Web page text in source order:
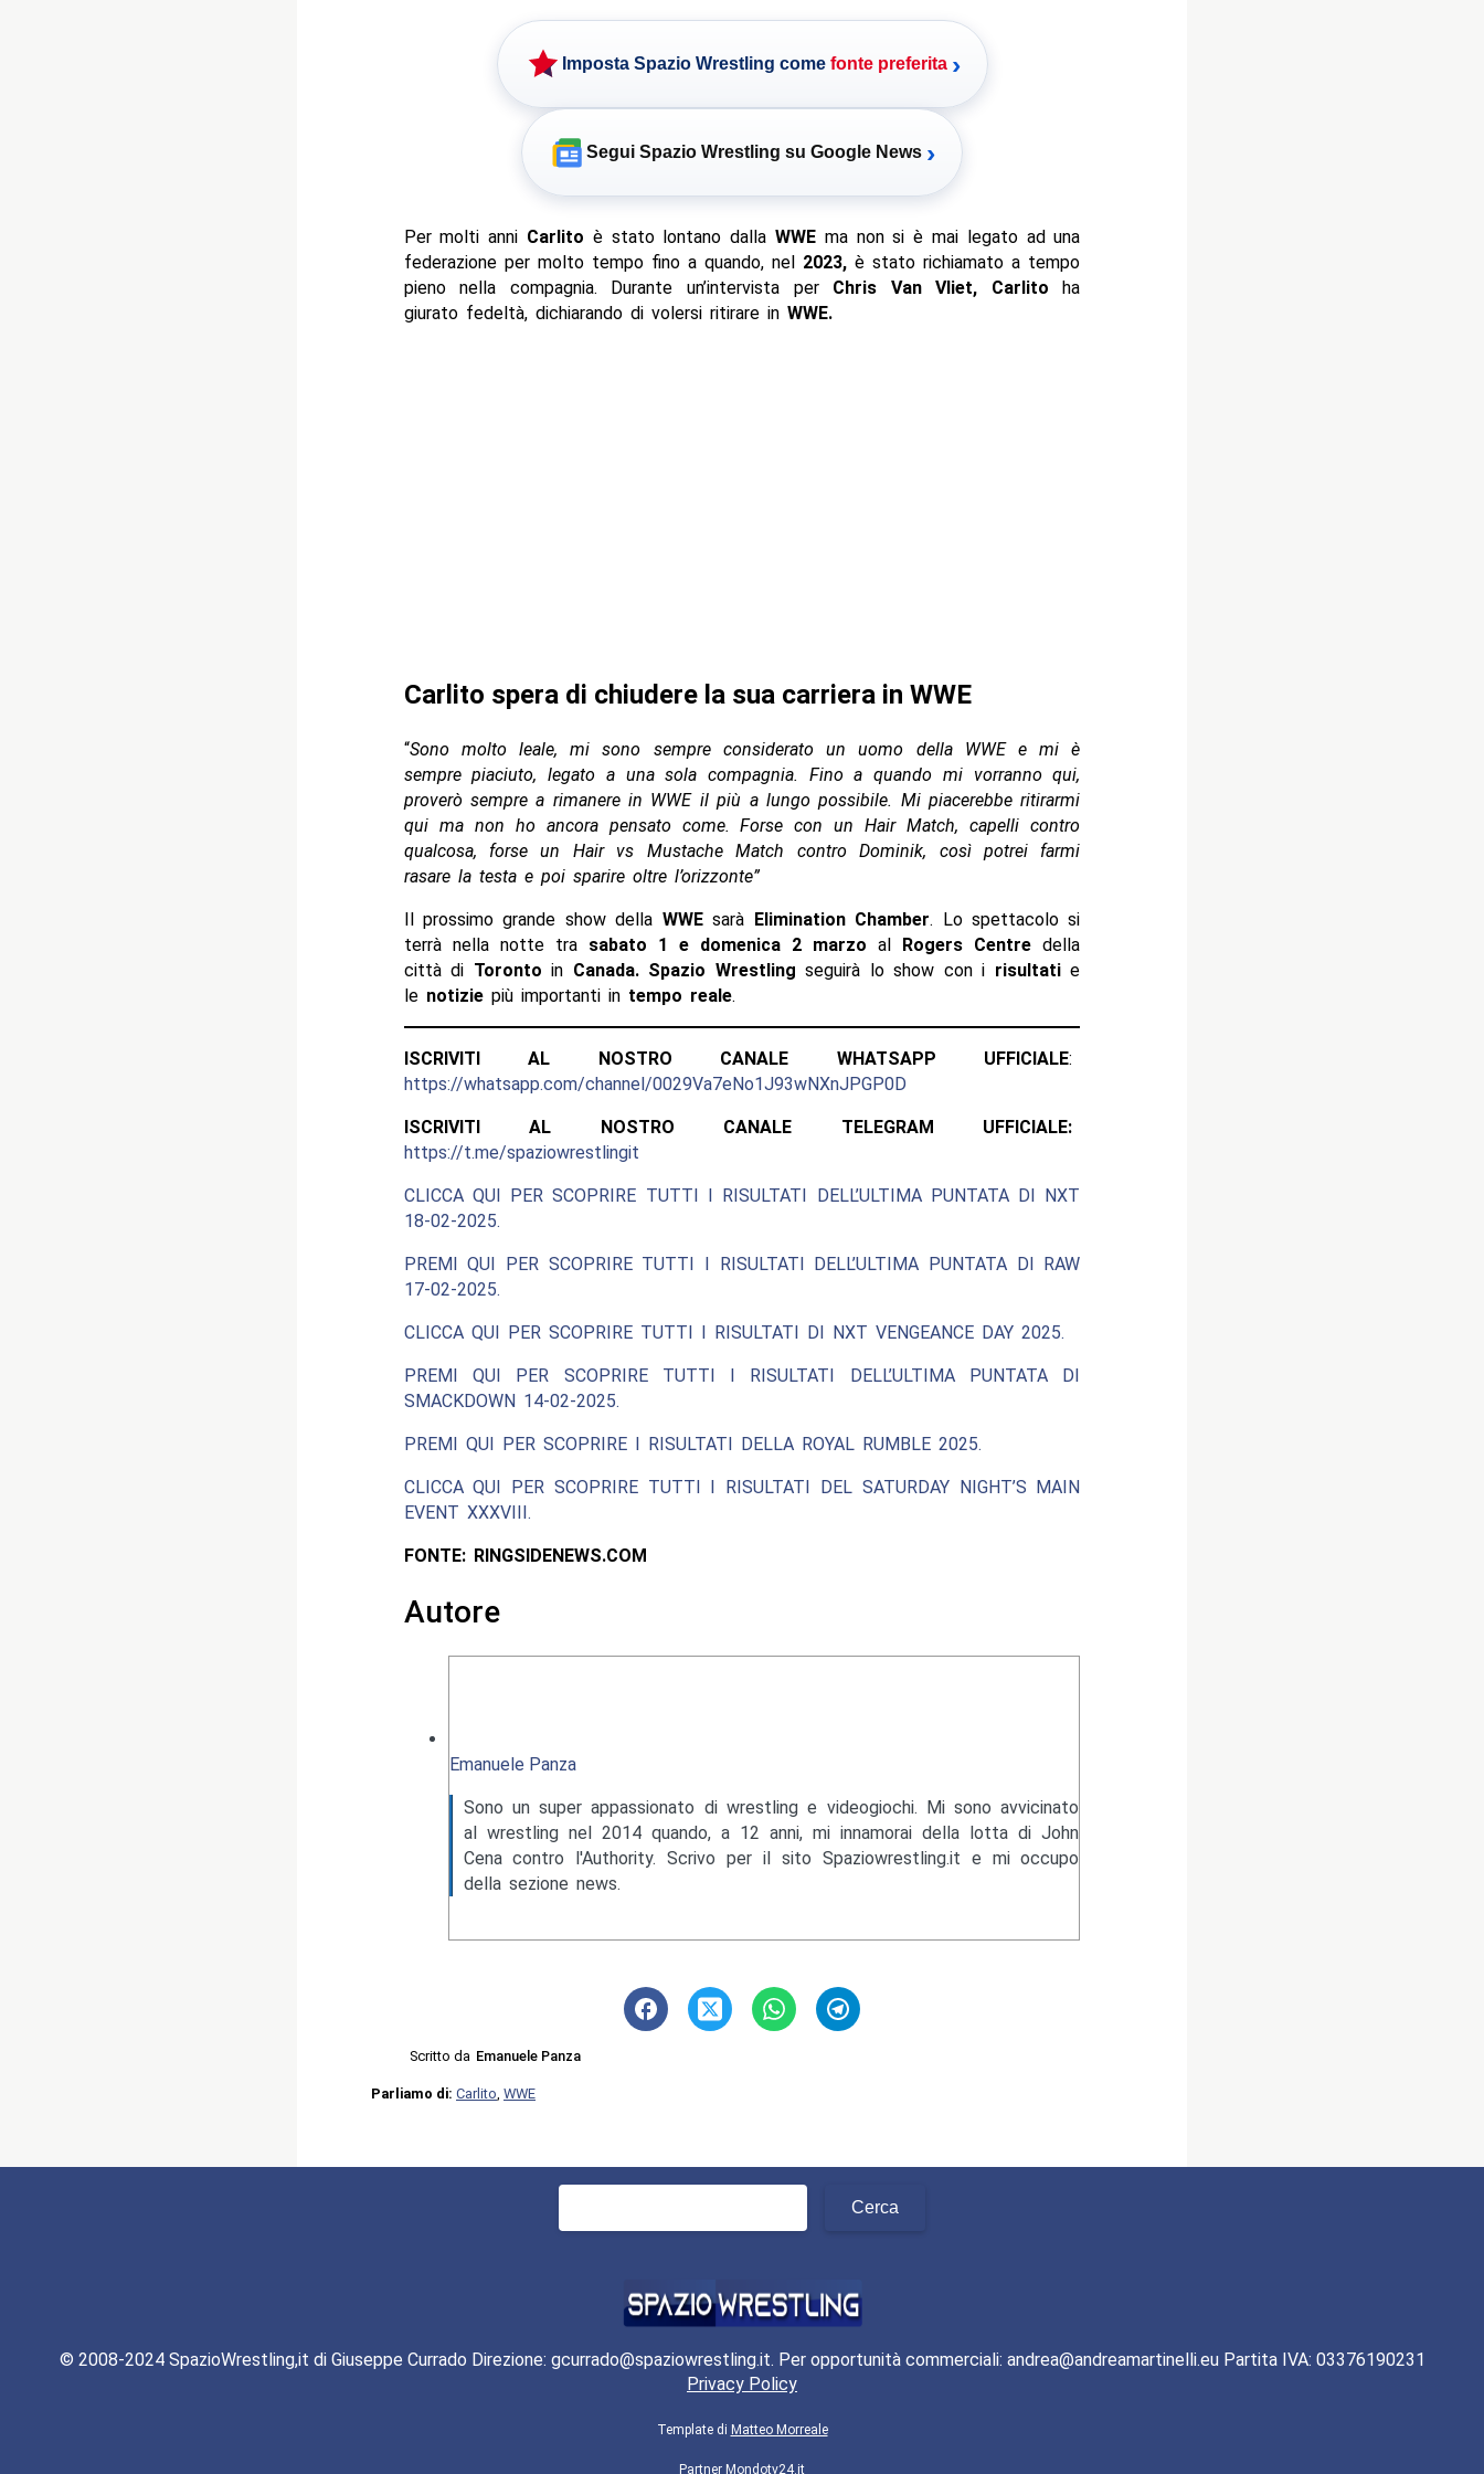
Imposta Spazio Wrestling come fonte preferita ›
Segui Spazio Wrestling su Google News ›
Per molti anni Carlito è stato lontano dallaWWE ma non si è mai legato ad una
federazione per molto tempo fino a quando, nel 2023,è stato richiamato a tempo
pieno nella compagnia. Durante un’intervista per Chris Van Vliet, Carlito ha
giurato fedeltà, dichiarando di volersi ritirare in WWE.
Carlito spera di chiudere la sua carriera in WWE
“Sono molto leale, mi sono sempre considerato un uomo della WWE e mi è
sempre piaciuto, legato a una sola compagnia. Fino a quando mi vorranno qui,
proverò sempre a rimanere in WWE il più a lungo possibile. Mi piacerebbe ritirarmi
qui ma non ho ancora pensato come. Forse con un Hair Match, capelli contro
qualcosa, forse un Hair vs Mustache Match contro Dominik, così potrei farmi
rasare la testa e poi sparire oltre l’orizzonte”
Il prossimo grande show della WWEsarà Elimination Chamber. Lo spettacolo si
terrà nella notte tra sabato 1 e domenica 2 marzoal Rogers Centre della
città di Toronto in Canada. Spazio Wrestling seguirà lo show con i risultatie
le notiziepiù importanti in tempo reale.
ISCRIVITI AL NOSTRO CANALE WHATSAPP UFFICIALE:
https://whatsapp.com/channel/0029Va7eNo1J93wNXnJPGP0D
ISCRIVITI AL NOSTRO CANALE TELEGRAM UFFICIALE:
https://t.me/spaziowrestlingit
CLICCA QUI PER SCOPRIRE TUTTI I RISULTATI DELL’ULTIMA PUNTATA DI NXT
18-02-2025.
PREMI QUI PER SCOPRIRE TUTTI I RISULTATI DELL’ULTIMA PUNTATA DI RAW
17-02-2025.
CLICCA QUI PER SCOPRIRE TUTTI I RISULTATI DI NXT VENGEANCE DAY 2025.
PREMI QUI PER SCOPRIRE TUTTI I RISULTATI DELL’ULTIMA PUNTATA DI
SMACKDOWN 14-02-2025.
PREMI QUI PER SCOPRIRE I RISULTATI DELLA ROYAL RUMBLE 2025.
CLICCA QUI PER SCOPRIRE TUTTI I RISULTATI DEL SATURDAY NIGHT’S MAIN
EVENT XXXVIII.
FONTE: RINGSIDENEWS.COM
Autore
Emanuele Panza
Sono un super appassionato di wrestling e videogiochi. Mi sono avvicinato
al wrestling nel 2014 quando, a 12 anni, mi innamorai della lotta di John
Cena contro l'Authority. Scrivo per il sito Spaziowrestling.it e mi occupo
della sezione news.
Scritto da Emanuele Panza
Parliamo di: Carlito WWE
Ricerca
© 2008-2024 SpazioWrestling,it di Giuseppe Currado Direzione: gcurrado@spaziowrestling.it. Per opportunità commerciali: andrea@andreamartinelli.eu Partita IVA: 03376190231
Privacy Policy
Template di Matteo Morreale
Partner Mondotv24.it